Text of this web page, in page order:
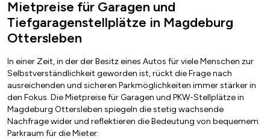
Mietpreise für Garagen und
Tiefgaragenstellplätze in Magdeburg
Ottersleben
In einer Zeit, in der der Besitz eines Autos für viele Menschen zur
Selbstverständlichkeit geworden ist, rückt die Frage nach
ausreichenden und sicheren Parkmöglichkeiten immer stärker in
den Fokus. Die Mietpreise für Garagen und PKW-Stellplätze in
Magdeburg Ottersleben spiegeln die stetig wachsende
Nachfrage wider und reflektieren die Bedeutung von bequemem
Parkraum für die Mieter: